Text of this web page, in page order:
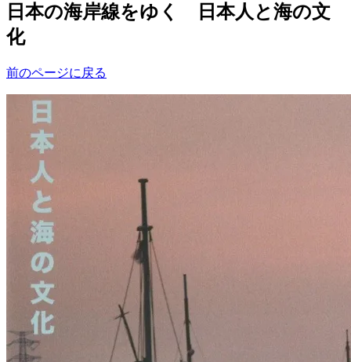
日本の海岸線をゆく 日本人と海の文
化
前のページに戻る